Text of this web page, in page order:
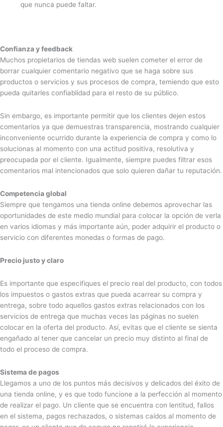
que nunca puede faltar.
Confianza y feedback
Muchos propietarios de tiendas web suelen cometer el error de
borrar cualquier comentario negativo que se haga sobre sus
productos o servicios y sus procesos de compra, temiendo que esto
pueda quitarles confiablidad para el resto de su público.
Sin embargo, es importante permitir que los clientes dejen estos
comentarios ya que demuestras transparencia, mostrando cualquier
inconveniente ocurrido durante la experiencia de compra y como lo
solucionas al momento con una actitud positiva, resolutiva y
preocupada por el cliente. Igualmente, siempre puedes filtrar esos
comentarios mal intencionados que solo quieren dañar tu reputación.
Competencia global
Siempre que tengamos una tienda online debemos aprovechar las
oportunidades de este medio mundial para colocar la opción de verla
en varios idiomas y más importante aún, poder adquirir el producto o
servicio con diferentes monedas o formas de pago.
Precio justo y claro
Es importante que especifiques el precio real del producto, con todos
los impuestos o gastos extras que pueda acarrear su compra y
entrega, sobre todo aquellos gastos extras relacionados con los
servicios de entrega que muchas veces las páginas no suelen
colocar en la oferta del producto. Así, evitas que el cliente se sienta
engañado al tener que cancelar un precio muy distinto al final de
todo el proceso de compra.
Sistema de pagos
Llegamos a uno de los puntos más decisivos y delicados del éxito de
una tienda online, y es que todo funcione a la perfección al momento
de realizar el pago. Un cliente que se encuentra con lentitud, fallos
en el sistema, pagos rechazados, o sistemas caídos al momento de